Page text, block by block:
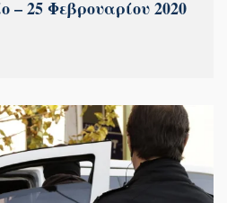
– 25 Φεβρουαρίου 2020